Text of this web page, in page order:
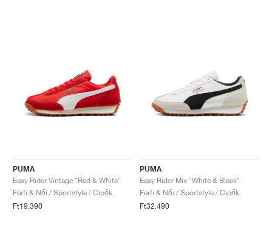
PUMA
Easy Rider Vintage "Red & White"
Férfi & Női / Sportstyle / Cipők
Ft19.390
PUMA
Easy Rider Mix "White & Black"
Férfi & Női / Sportstyle / Cipők
Ft32.490